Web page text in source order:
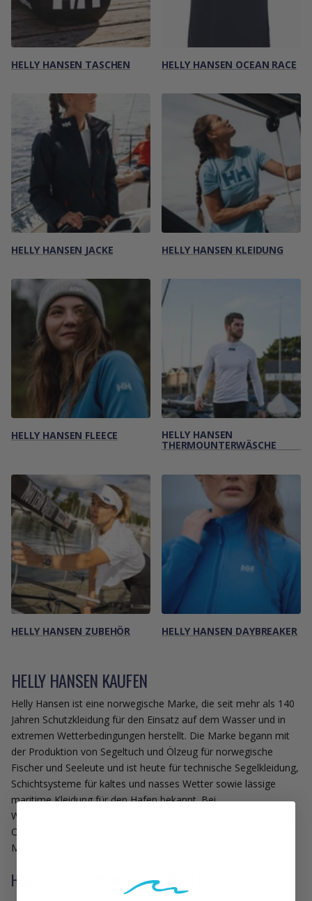
HELLY HANSEN TASCHEN HELLY HANSEN OCEAN RACE
HELLY HANSEN JACKE HELLY HANSEN KLEIDUNG
HELLY HANSEN FLEECE HELLY HANSEN
THERMOUNTERWÄSCHE
HELLY HANSEN ZUBEHÖR HELLY HANSEN DAYBREAKER
HELLY HANSEN KAUFEN
Helly Hansen ist eine norwegische Marke, die seit mehr als 140
Jahren Schutzkleidung für den Einsatz auf dem Wasser und in
extremen Wetterbedingungen herstellt. Die Marke begann mit
der Produktion von Segeltuch und Ölzeug für norwegische
Fischer und Seeleute und ist heute für technische Segelkleidung,
Schichtsysteme für kaltes und nasses Wetter sowie lässige
maritime Kleidung für den Hafen bekannt. Bei
Watersportsonline findest du das vollständige Sortiment: von
Offshore-Segelanzügen und Trockenanzügen bis hin zu
Midlayern, Fleeces, Mützen und Wassersportschuhen.
HELLY HANSEN SORTIMENT IM ÜBERBLICK